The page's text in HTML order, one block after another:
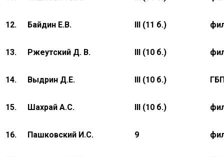
12. Байдин Е.В. III (11 б.)
13. Ржеутский Д. В. III (10 б.)
14. Выдрин Д.Е. III (10 б.)
15. Шахрай А.С. III (10 б.)
16. Пашковский И.С. 9